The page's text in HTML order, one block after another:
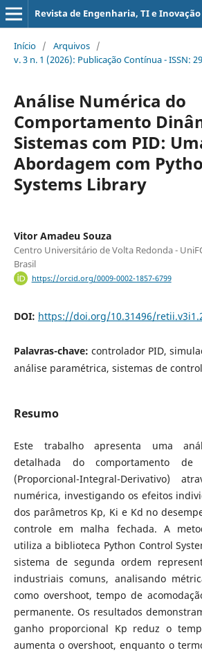
Revista de Engenharia, TI e Inovação
Início / Arquivos /
v. 3 n. 1 (2026): Publicação Contínua - ISSN:
Análise Numérica do
Comportamento
Sistemas com PID:
Abordagem com
Systems Library
Vitor Amadeu Souza
Centro Universitário de Volta Redonda -
Brasil
https://orcid.org/0009-0002-1857-6799
DOI: https://doi.org/10.31496/
Palavras-chave: controlador PID,
análise paramétrica, sistemas de
Resumo
Este trabalho apresenta uma
detalhada do comportamento de
(Proporcional-Integral-Derivativo)
numérica, investigando os efeitos
dos parâmetros Kp, Ki e Kd no
controle em malha fechada. A
utiliza a biblioteca Python Control
sistema de segunda ordem
industriais comuns, analisando
como overshoot, tempo de
permanente. Os resultados
ganho proporcional Kp reduz o
aumenta o overshoot, enquanto o